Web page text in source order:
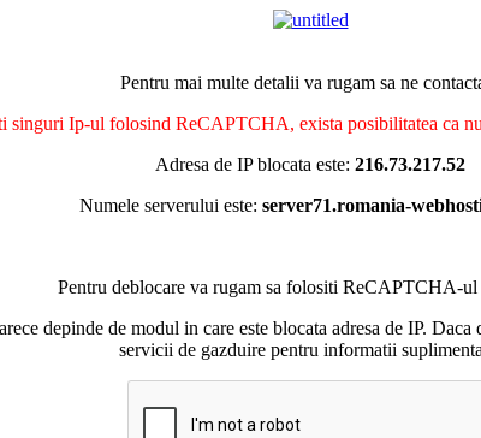
Pentru mai multe detalii va rugam sa ne
singuri Ip-ul folosind ReCAPTCHA, exista posibilitatea ca
Adresa de IP blocata este: 216.73.217.52
Numele serverului este: server71.romania-
Pentru deblocare va rugam sa folositi ReCAPTCHA-ul
depinde de modul in care este blocata adresa de IP.
servicii de gazduire pentru informatii